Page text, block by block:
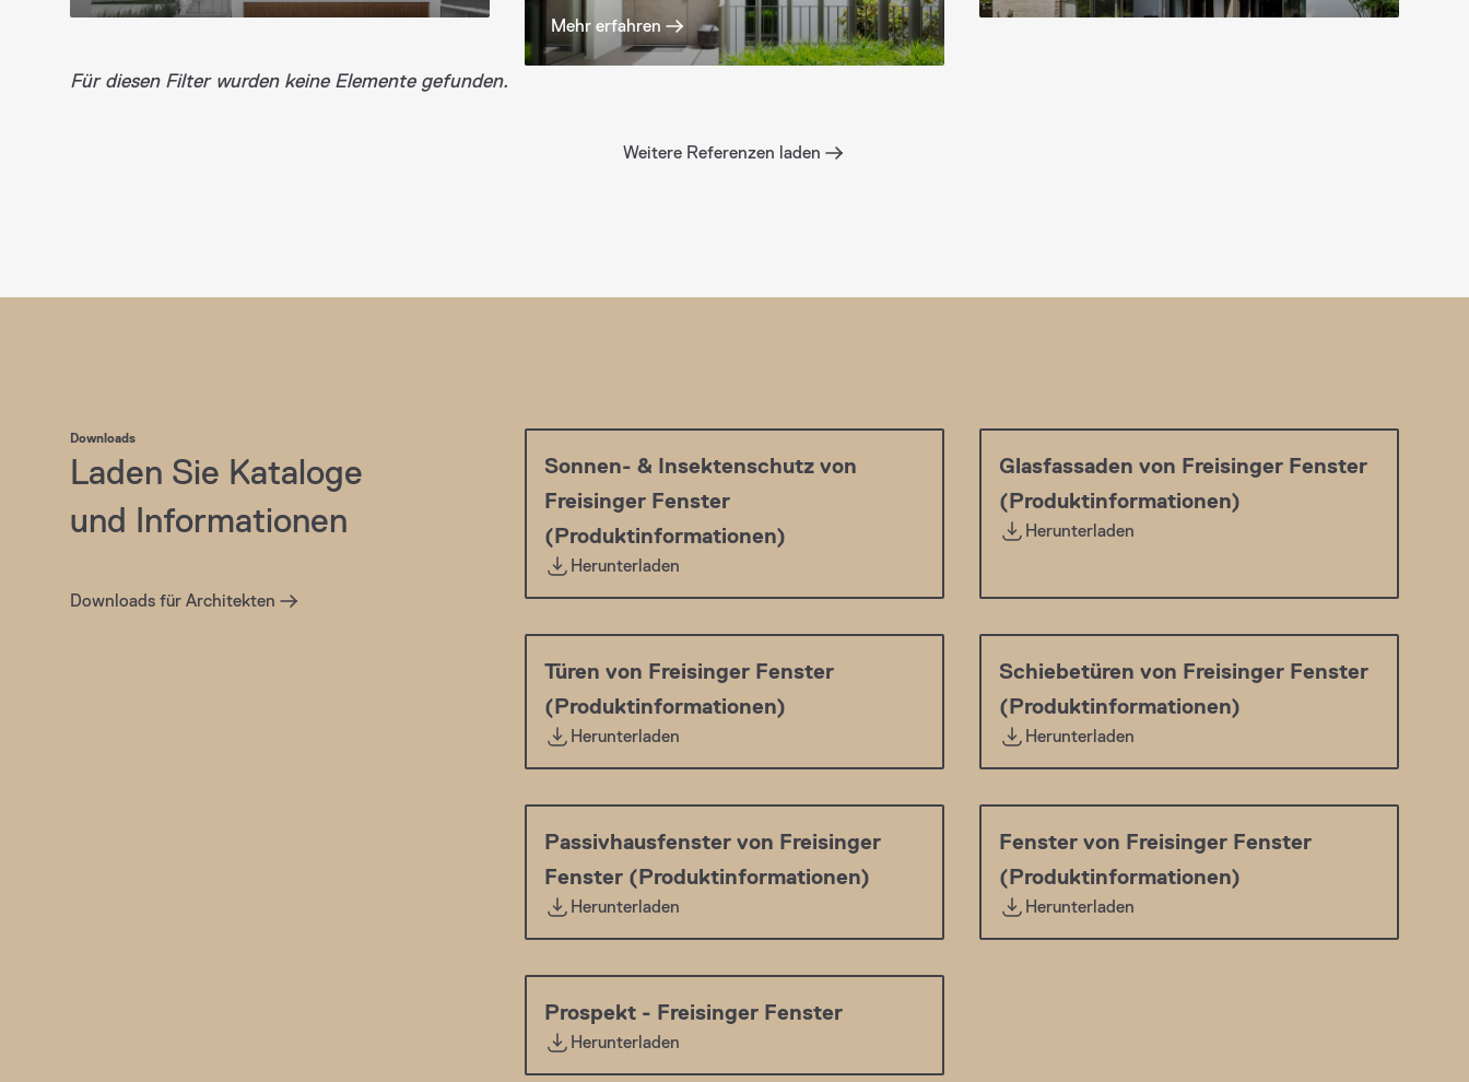
Mehr erfahren
Für diesen Filter wurden keine Elemente gefunden.
Weitere Referenzen laden
Laden Sie Kataloge
und Informationen
Downloads
Downloads für Architekten
Sonnen- & Insektenschutz von
Freisinger Fenster
(Produktinformationen)
Herunterladen
Glasfassaden von Freisinger Fenster
(Produktinformationen)
Herunterladen
Türen von Freisinger Fenster
(Produktinformationen)
Herunterladen
Schiebetüren von Freisinger Fenster
(Produktinformationen)
Herunterladen
Passivhausfenster von Freisinger
Fenster (Produktinformationen)
Herunterladen
Fenster von Freisinger Fenster
(Produktinformationen)
Herunterladen
Prospekt - Freisinger Fenster
Herunterladen